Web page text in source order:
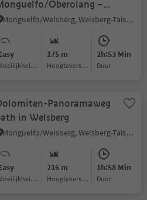
Oberolang –
Monguelfo/Welsberg, Welsberg-Taisten/Monguelfo-Tesido
Moeilijkheidsgraad
175 m
Hoogteverschil
2h:53 Min
Duur
Panoramaweg
in Welsberg
Monguelfo/Welsberg, Welsberg-Taisten/Monguelfo-Tesido
Moeilijkheidsgraad
216 m
Hoogteverschil
1h:58 Min
Duur